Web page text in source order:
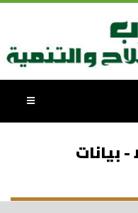
- بيانات